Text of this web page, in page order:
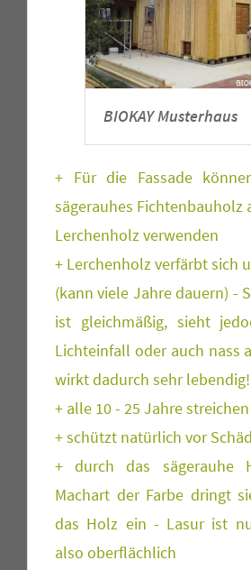
BIOKAY Musterhaus
+ Für die Fassade
sägerauhes Fichtenbauholz
Lerchenholz verwenden
+ Lerchenholz verfärbt sich
(kann viele Jahre dauern) -
ist gleichmäßig, sieht
Lichteinfall oder auch nass
wirkt dadurch sehr lebendig!
+ alle 10 - 25 Jahre streichen
+ schützt natürlich vor
+ durch das sägerauhe
Machart der Farbe dringt
das Holz ein - Lasur ist
also oberflächlich